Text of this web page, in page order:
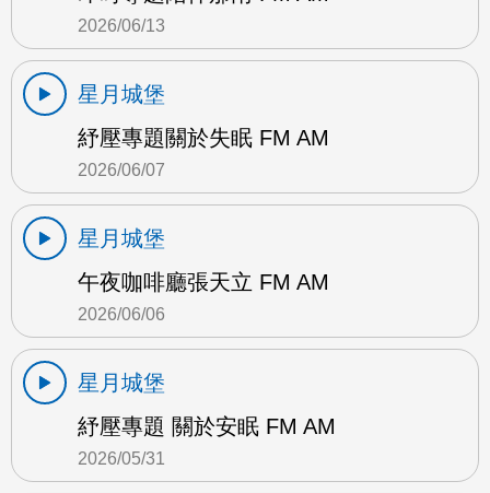
2026/06/13
星月城堡
紓壓專題關於失眠 FM AM
2026/06/07
星月城堡
午夜咖啡廳張天立 FM AM
2026/06/06
星月城堡
紓壓專題 關於安眠 FM AM
2026/05/31